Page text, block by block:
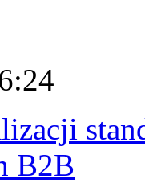
B2B